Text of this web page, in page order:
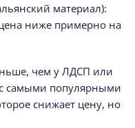
материал):
ниже примерно на
чем у ЛДСП или
самыми популярными
снижает цену, но